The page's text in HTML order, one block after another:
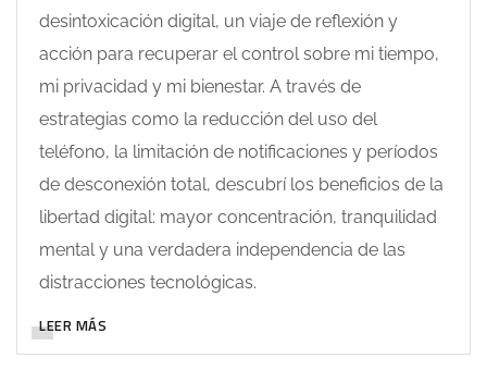
desintoxicación digital, un viaje de reflexión y
acción para recuperar el control sobre mi tiempo,
mi privacidad y mi bienestar. A través de
estrategias como la reducción del uso del
teléfono, la limitación de notificaciones y períodos
de desconexión total, descubrí los beneficios de la
libertad digital: mayor concentración, tranquilidad
mental y una verdadera independencia de las
distracciones tecnológicas.
LEER MÁS